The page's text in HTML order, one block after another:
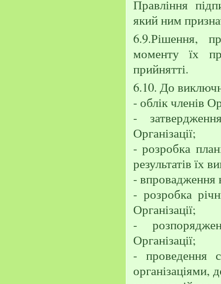
Правління
який ним
6.9.Рішення,
моменту їх
прийнятті.
6.10. До
- облік членів
-
Організації;
- розробка
результатів їх
- впровадження
- розробка
Організації;
-
Організації;
- проведення
організаціями,